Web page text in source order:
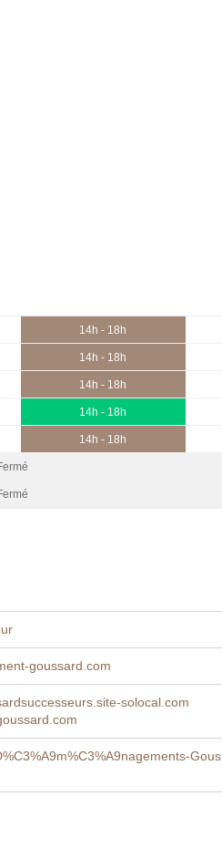
14h - 18h
14h - 18h
14h - 18h
14h - 18h
14h - 18h
goussard.com
solocal.com
Gous